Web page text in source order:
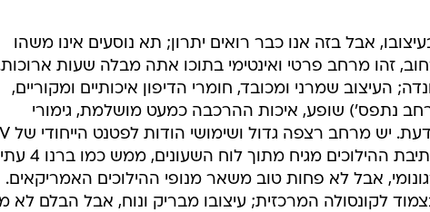
אבל בזה אנו כבר רואים יתרון; תא נוסעים אינו משהו
זהו מרחב פרטי ואינטימי בתוכו אתה מבלה שעות
העיצוב שמרני ומכובד, חומרי הדיפון איכותיים ומקוריים,
נתפס') שופע, איכות ההרכבה כמעט מושלמת, גימורי
קונסולה מרכזית מתקפלת. מנוף תיבת
אבל לא פחות טוב משאר מנופי ההילוכים האמריקאים.
לקונסולה המרכזית; עיצובו מבריק ונוח, אבל הבלם לא